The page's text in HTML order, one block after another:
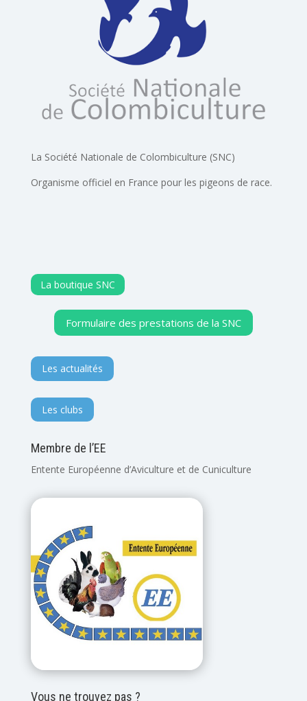
La Société Nationale de Colombiculture (SNC)
Organisme officiel en France pour les pigeons de race.
La boutique SNC
Formulaire des prestations de la SNC
Les actualités
Les clubs
Membre de l’EE
Entente Européenne d’Aviculture et de Cuniculture
Vous ne trouvez pas ?